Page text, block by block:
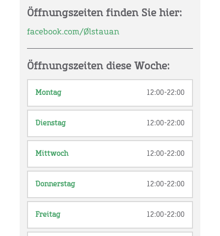
Öffnungszeiten finden Sie hier:
facebook.com/Ølstauan
Öffnungszeiten diese Woche:
Montag 12:00-22:00
Dienstag 12:00-22:00
Mittwoch 12:00-22:00
Donnerstag 12:00-22:00
Freitag 12:00-22:00